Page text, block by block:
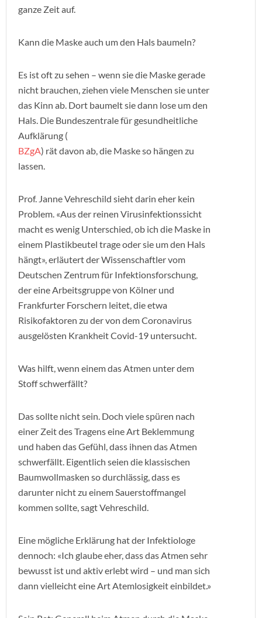
ganze Zeit auf.
Kann die Maske auch um den Hals baumeln?
Es ist oft zu sehen – wenn sie die Maske gerade
nicht brauchen, ziehen viele Menschen sie unter
das Kinn ab. Dort baumelt sie dann lose um den
Hals. Die Bundeszentrale für gesundheitliche
Aufklärung (
BZgA) rät davon ab, die Maske so hängen zu
lassen.
Prof. Janne Vehreschild sieht darin eher kein
Problem. «Aus der reinen Virusinfektionssicht
macht es wenig Unterschied, ob ich die Maske in
einem Plastikbeutel trage oder sie um den Hals
hängt», erläutert der Wissenschaftler vom
Deutschen Zentrum für Infektionsforschung,
der eine Arbeitsgruppe von Kölner und
Frankfurter Forschern leitet, die etwa
Risikofaktoren zu der von dem Coronavirus
ausgelösten Krankheit Covid-19 untersucht.
Was hilft, wenn einem das Atmen unter dem
Stoff schwerfällt?
Das sollte nicht sein. Doch viele spüren nach
einer Zeit des Tragens eine Art Beklemmung
und haben das Gefühl, dass ihnen das Atmen
schwerfällt. Eigentlich seien die klassischen
Baumwollmasken so durchlässig, dass es
darunter nicht zu einem Sauerstoffmangel
kommen sollte, sagt Vehreschild.
Eine mögliche Erklärung hat der Infektiologe
dennoch: «Ich glaube eher, dass das Atmen sehr
bewusst ist und aktiv erlebt wird – und man sich
dann vielleicht eine Art Atemlosigkeit einbildet.»